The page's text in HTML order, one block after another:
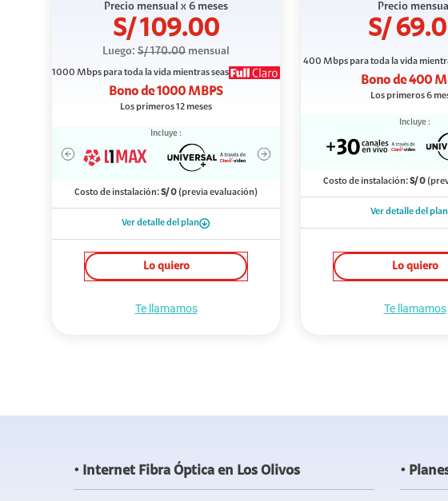
Precio mensual x 6 meses
S/109.00
Luego: S/170.00 mensual
1000 Mbpspara toda la vida mientras seas
Bono de1000 MBPS
Los primeros 12 meses
Incluye :
Costo de instalación:S/0 (previa evaluación)
Ver detalle del plan
Lo quiero
Te llamamos
Precio
S/
400 Mbpspara toda la vida
Bono de400
Los primeros 6
Incluye :
Costo de instalación:S/0
Ver detalle del plan
Lo quiero
Te llamamos
Internet Fibra Óptica en Los Olivos